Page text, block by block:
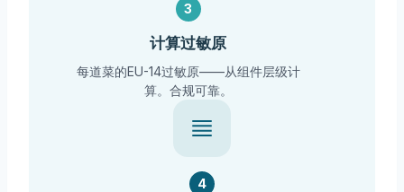
3
计算过敏原
每道菜的EU-14过敏原——从组件层级计
算。合规可靠。
4